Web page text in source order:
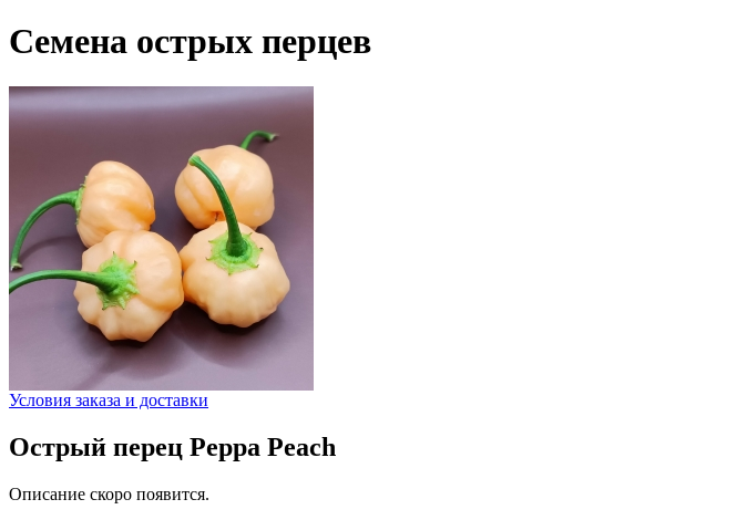
Семена острых перцев
Условия заказа и доставки
Острый перец Peppa Peach
Описание скоро появится.